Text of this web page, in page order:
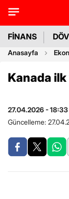
FİNANS
Anasayfa
Kanada
27.04.2026 - 18:33
Güncelleme: